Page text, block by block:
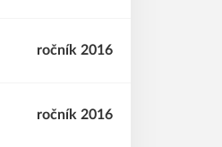
ročník 2016
ročník 2016